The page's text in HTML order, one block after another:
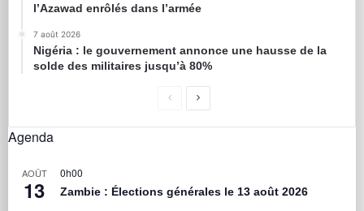
l’Azawad enrôlés dans l’armée
7 août 2026
Nigéria : le gouvernement annonce une hausse de la
solde des militaires jusqu’à 80%
Agenda
AOÛT
13
0h00
Zambie : Élections générales le 13 août 2026